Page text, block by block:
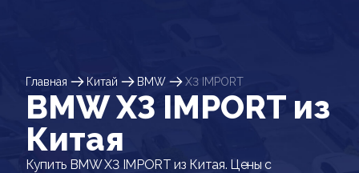
Главная Китай BMW X3 IMPORT
BMW X3 IMPORT из
Китая
Купить BMW X3 IMPORT из Китая. Цены с